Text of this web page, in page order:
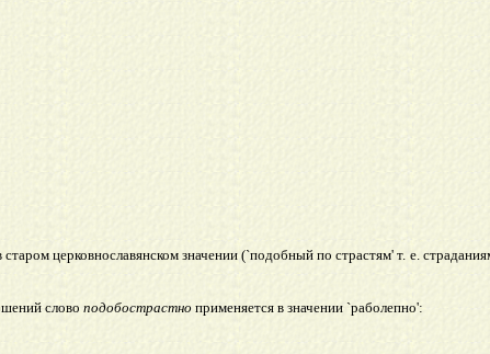
старом церковнославянском значении (`подобный по страстям' т. е.
ений слово подобострастноприменяется в значении `раболепно':